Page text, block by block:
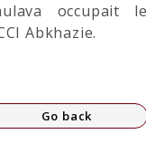
occupait
Abkhazie.
Go back